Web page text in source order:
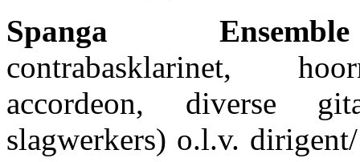
Spanga Ensemble
contrabasklarinet,
accordeon, diverse
slagwerkers) o.l.v.